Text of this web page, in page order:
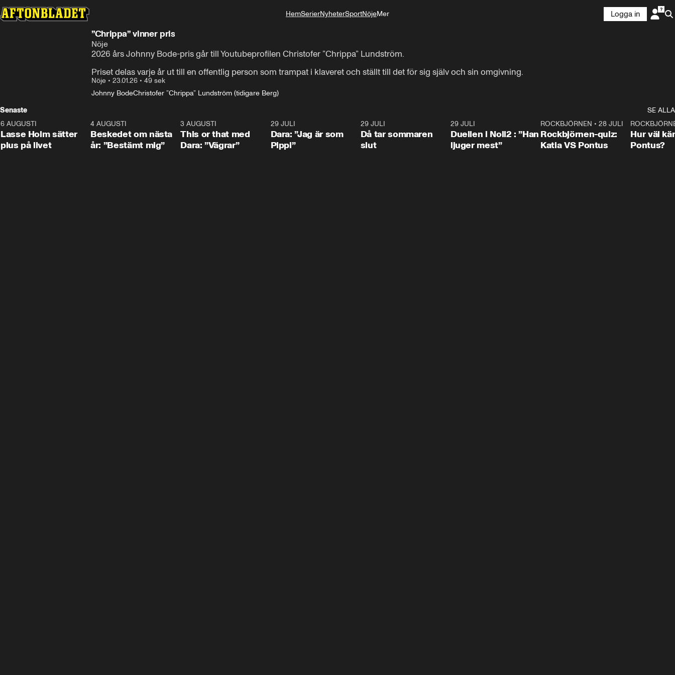
HemSerierNyheterSportNöjeMer
Logga in
”Chrippa” vinner pris
Nöje
2026 års Johnny Bode-pris går till Youtubeprofilen Christofer ”Chrippa” Lundström.
Priset delas varje år ut till en offentlig person som trampat i klaveret och ställt till det för sig själv och sin omgivning.
Nöje • 23.01.26 • 49 sek
Johnny BodeChristofer ”Chrippa” Lundström (tidigare Berg)
Senaste
SE ALLA
1:04
6 AUGUSTI
Lasse Holm sätter
plus på livet
0:24
4 AUGUSTI
Beskedet om nästa
år: ”Bestämt mig”
3 AUGUSTI
This or that med
Dara: ”Vägrar”
29 JULI
Dara: ”Jag är som
Pippi”
29 JULI
Då tar sommaren
slut
29 JULI
Duellen i Noll2 : ”Han
ljuger mest”
0:15
ROCKBJÖRNEN •28 JULI
Rockbjörnen-quiz:
Katia VS Pontus
Hur väl
Pontus?